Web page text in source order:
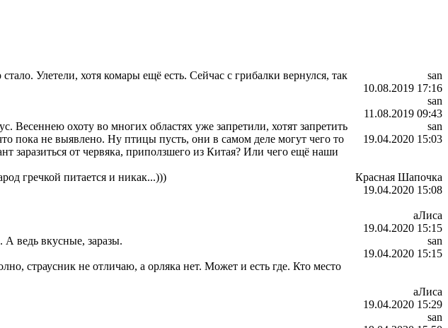
Улетели, хотя комары ещё есть. Сейчас с грибалки вернулся, так
san
10.08.2019 17:16
san
11.08.2019 09:43
Весеннею охоту во многих областях уже запретили, хотят запретить
пока не выявлено. Ну птицы пусть, они в самом деле могут чего то
заразиться от червяка, приползшего из Китая? Или чего ещё наши
san
19.04.2020 15:03
гречкой питается и никак...)))
Красная Шапочка
19.04.2020 15:08
аЛиса
19.04.2020 15:15
А ведь вкусные, заразы.
страусник не отличаю, а орляка нет. Может и есть где. Кто место
san
19.04.2020 15:15
аЛиса
19.04.2020 15:29
san